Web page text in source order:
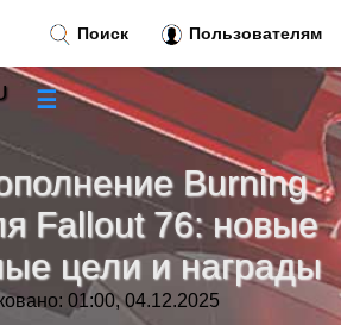
Burning
Fallout 76: новые
цели и награды
01:00, 04.12.2025
Поиск Пользователям
☰
»